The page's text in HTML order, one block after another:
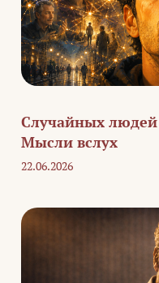
Случайных
Мысли вслух
22.06.2026